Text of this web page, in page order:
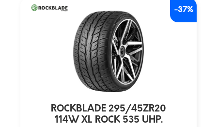
ROCKBLADE 295/45ZR20
114W XL ROCK 535 UHP.
-37%